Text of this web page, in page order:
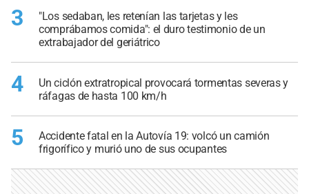
3
"Los sedaban, les retenían las tarjetas y les
comprábamos comida": el duro testimonio de un
extrabajador del geriátrico
4
Un ciclón extratropical provocará tormentas severas y
ráfagas de hasta 100 km/h
5
Accidente fatal en la Autovía 19: volcó un camión
frigorífico y murió uno de sus ocupantes